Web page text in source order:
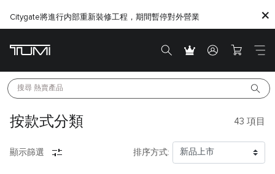
Citygate將進行内部重新裝修工程，期間暫停對外營業
搜尋 熱賣產品
按款式分類 43 項目
顯示篩選 排序方式: